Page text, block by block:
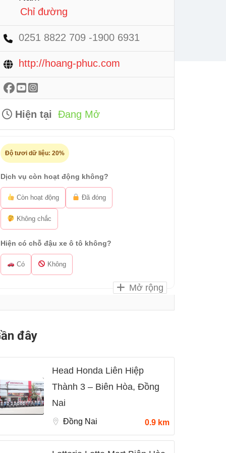
Chỉ đường
0251 8822 709 -1900 6931
http://hoang-phuc.com
Hiện tại Đang Mở
Độ tươi dữ liệu: 20%
Dịch vụ còn hoạt động không?
Còn hoạt động Đã đóng
Không chắc
Hiện có chỗ đậu xe ô tô không?
Có Không
Mở rộng
đây
Head Honda Liên Hiệp
Thành 3 – Biên Hòa, Đồng
Nai
Đồng Nai 0.9 km